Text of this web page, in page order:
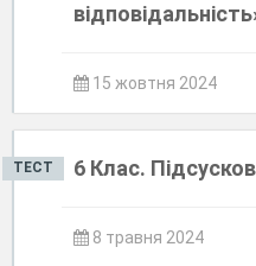
15 жовтня 2024
ТЕСТ 6 Клас.
8 травня 2024